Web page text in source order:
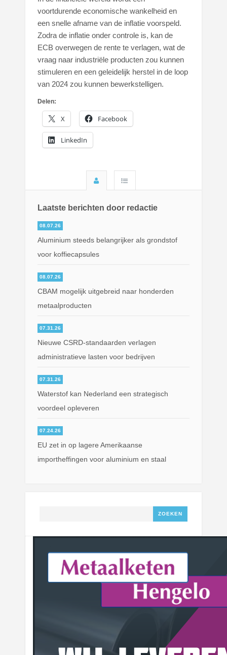
voortdurende economische wankelheid en
een snelle afname van de inflatie voorspeld.
Zodra de inflatie onder controle is, kan de
ECB overwegen de rente te verlagen, wat de
vraag naar industriële producten zou kunnen
stimuleren en een geleidelijk herstel in de loop
van 2024 zou kunnen bewerkstelligen.
Delen:
X Facebook
LinkedIn
Laatste berichten door redactie
08.07.26
Aluminium steeds belangrijker als grondstof
voor koffiecapsules
08.07.26
CBAM mogelijk uitgebreid naar honderden
metaalproducten
07.31.26
Nieuwe CSRD-standaarden verlagen
administratieve lasten voor bedrijven
07.31.26
Waterstof kan Nederland een strategisch
voordeel opleveren
07.24.26
EU zet in op lagere Amerikaanse
importheffingen voor aluminium en staal